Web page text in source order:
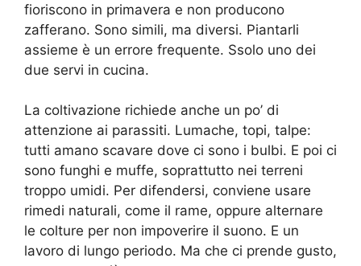
fioriscono in primavera e non producono
zafferano. Sono simili, ma diversi. Piantarli
assieme è un errore frequente. Ssolo uno dei
due servi in cucina.
La coltivazione richiede anche un po’ di
attenzione ai parassiti. Lumache, topi, talpe:
tutti amano scavare dove ci sono i bulbi. E poi ci
sono funghi e muffe, soprattutto nei terreni
troppo umidi. Per difendersi, conviene usare
rimedi naturali, come il rame, oppure alternare
le colture per non impoverire il suono. E un
lavoro di lungo periodo. Ma che ci prende gusto,